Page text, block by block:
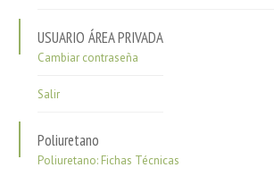
USUARIO ÁREA PRIVADA
Cambiar contraseña
Salir
Poliuretano
Poliuretano: Fichas Técnicas